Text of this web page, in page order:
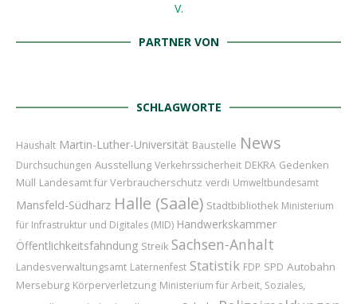
PARTNER VON
SCHLAGWORTE
Haushalt Martin-Luther-Universität Baustelle News
Durchsuchungen Ausstellung Verkehrssicherheit DEKRA Gedenken
Müll Landesamt für Verbraucherschutz verdi Umweltbundesamt
Mansfeld-Südharz Halle (Saale) Stadtbibliothek Ministerium
für Infrastruktur und Digitales (MID) Handwerkskammer
Öffentlichkeitsfahndung Streik Sachsen-Anhalt
Landesverwaltungsamt Laternenfest Statistik FDP SPD Autobahn
Merseburg Körperverletzung Ministerium für Arbeit, Soziales,